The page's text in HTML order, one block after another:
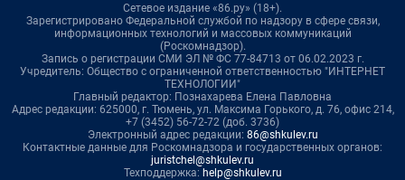
Сетевое издание «86.ру» (18+).
Зарегистрировано Федеральной службой по надзору в сфере связи,
информационных технологий и массовых коммуникаций
(Роскомнадзор).
Запись о регистрации СМИ ЭЛ № ФС 77-84713 от 06.02.2023 г.
Учредитель: Общество с ограниченной ответственностью "ИНТЕРНЕТ
ТЕХНОЛОГИИ"
Главный редактор: Познахарева Елена Павловна
Адрес редакции: 625000, г. Тюмень, ул. Максима Горького, д. 76, офис 214,
+7 (3452) 56-72-72 (доб. 3736)
Электронный адрес редакции: 86@shkulev.ru
Контактные данные для Роскомнадзора и государственных органов:
juristchel@shkulev.ru
Техподдержка: help@shkulev.ru